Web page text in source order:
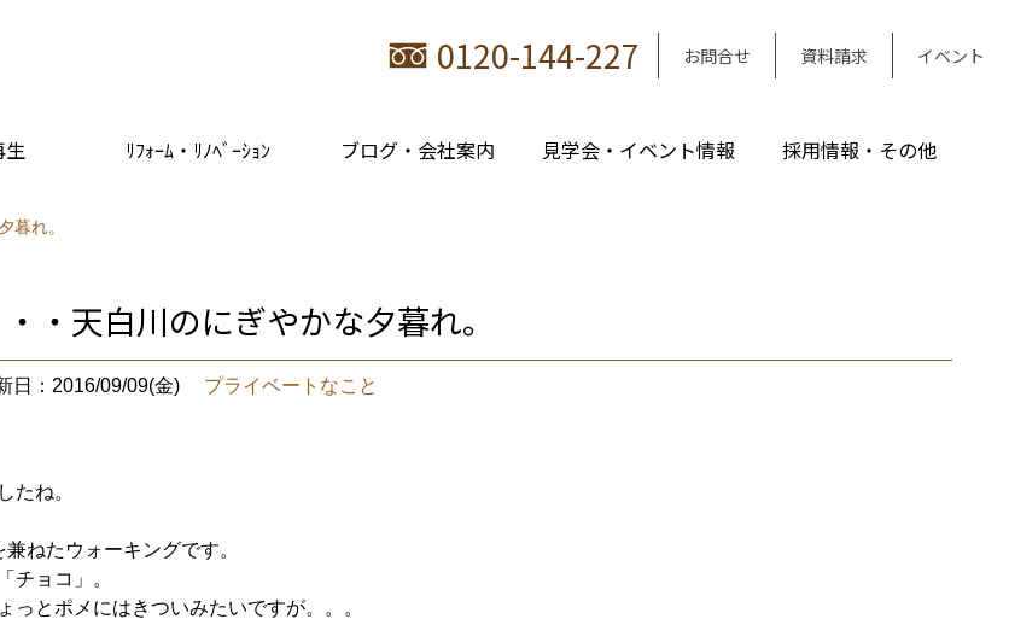
0120-144-227 お問合せ 資料請求 イベント
生 ﾘﾌｫｰﾑ・ﾘﾉﾍﾞｰｼｮﾝ ブログ・会社案内 見学会・イベント情報 採用情報・その他
暮れ。
・天白川のにぎやかな夕暮れ。
日：2016/09/09(金) プライベートなこと
たね。
ねたウォーキングです。
チョコ」。
っとポメにはきついみたいですが。。。